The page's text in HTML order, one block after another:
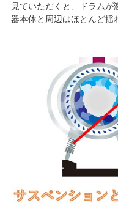
見ていただくと、ドラム
器本体と周辺はほとんど揺